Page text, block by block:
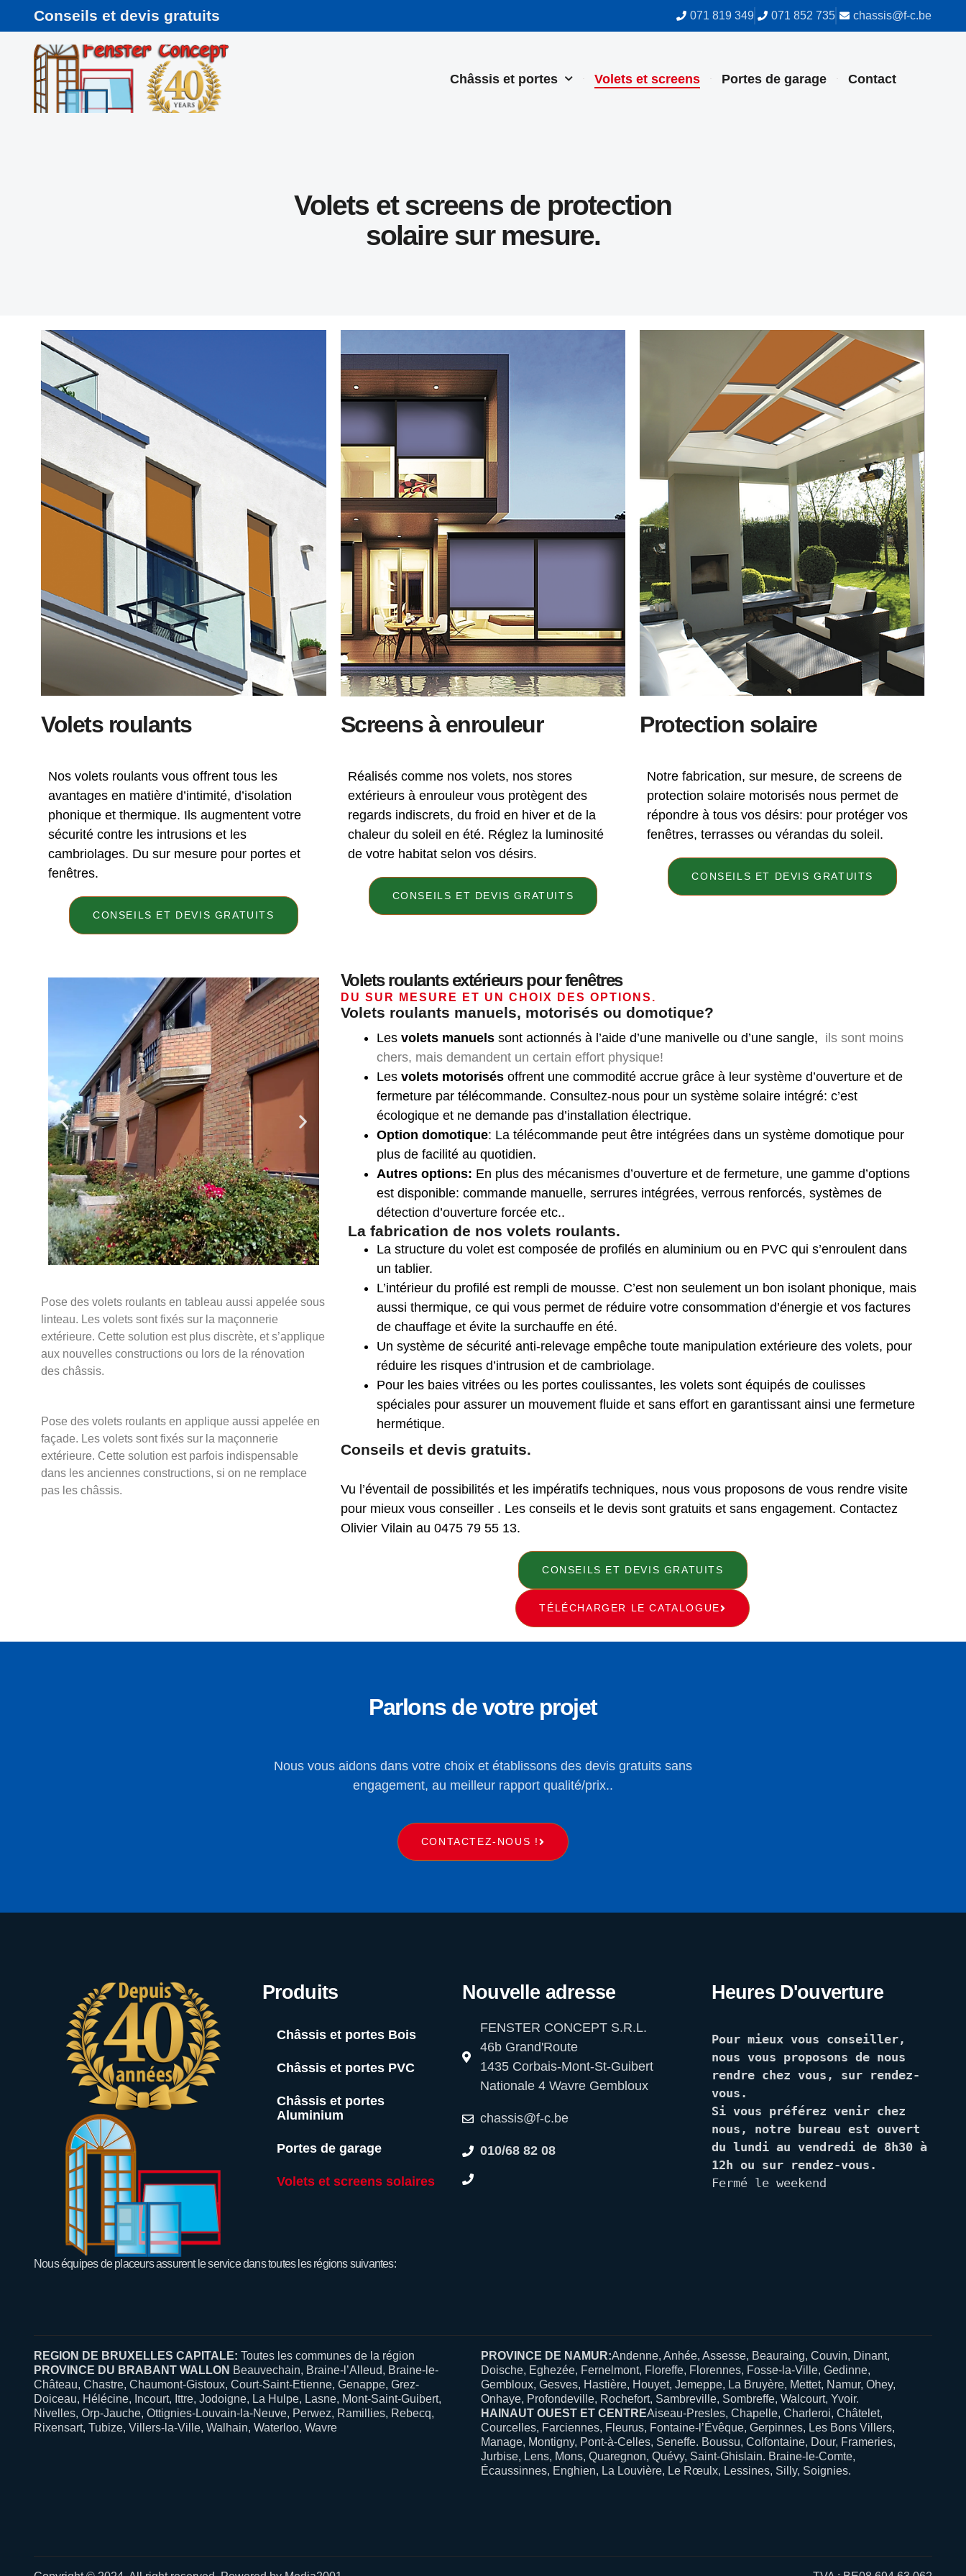
Conseils et devis gratuits 071 819 349 071 852 735 chassis@f-c.be
Châssis et portes Volets et screens Portes de garage Contact
Volets et screens de protection
solaire sur mesure.
Volets roulants
Nos volets roulants vous offrent tous les
avantages en matière d’intimité, d’isolation
phonique et thermique. Ils augmentent votre
sécurité contre les intrusions et les
cambriolages. Du sur mesure pour portes et
fenêtres.
CONSEILS ET DEVIS GRATUITS
Screens à enrouleur
Réalisés comme nos volets, nos stores
extérieurs à enrouleur vous protègent des
regards indiscrets, du froid en hiver et de la
chaleur du soleil en été. Réglez la luminosité
de votre habitat selon vos désirs.
CONSEILS ET DEVIS GRATUITS
Protection solaire
Notre fabrication, sur mesure, de screens de
protection solaire motorisés nous permet de
répondre à tous vos désirs: pour protéger vos
fenêtres, terrasses ou vérandas du soleil.
CONSEILS ET DEVIS GRATUITS
Pose des volets roulants en tableau aussi appelée sous
linteau. Les volets sont fixés sur la maçonnerie
extérieure. Cette solution est plus discrète, et s’applique
aux nouvelles constructions ou lors de la rénovation
des châssis.
Pose des volets roulants en applique aussi appelée en
façade. Les volets sont fixés sur la maçonnerie
extérieure. Cette solution est parfois indispensable
dans les anciennes constructions, si on ne remplace
pas les châssis.
Volets roulants extérieurs pour fenêtres
DU SUR MESURE ET UN CHOIX DES OPTIONS.
Volets roulants manuels, motorisés ou domotique?
Lesvolets manuelssont actionnés à l’aide d’une manivelle ou d’une sangle, ils sont moins
chers, mais demandent un certain effort physique!
Les volets motorisésoffrent une commodité accrue grâce à leur système d’ouverture et de
fermeture par télécommande. Consultez-nous pour un système solaire intégré: c’est
écologique et ne demande pas d’installation électrique.
Option domotique: La télécommande peut être intégrées dans un système domotique pour
plus de facilité au quotidien.
Autres options: En plus des mécanismes d’ouverture et de fermeture, une gamme d’options
est disponible: commande manuelle, serrures intégrées, verrous renforcés, systèmes de
détection d’ouverture forcée etc..
La fabrication de nos volets roulants.
La structure du volet est composée de profilés en aluminium ou en PVC qui s’enroulent dans
un tablier.
L’intérieur du profilé est rempli de mousse. C’est non seulement un bon isolant phonique, mais
aussi thermique, ce qui vous permet de réduire votre consommation d’énergie et vos factures
de chauffage et évite la surchauffe en été.
Un système de sécurité anti-relevage empêche toute manipulation extérieure des volets, pour
réduire les risques d’intrusion et de cambriolage.
Pour les baies vitrées ou les portes coulissantes, les volets sont équipés de coulisses
spéciales pour assurer un mouvement fluide et sans effort en garantissant ainsi une fermeture
hermétique.
Conseils et devis gratuits.
Vu l’éventail de possibilités et les impératifs techniques, nous vous proposons de vous rendre visite
pour mieux vous conseiller . Les conseils et le devis sont gratuits et sans engagement. Contactez
Olivier Vilain au 0475 79 55 13.
CONSEILS ET DEVIS GRATUITS
TÉLÉCHARGER LE CATALOGUE
Parlons de votre projet
Nous vous aidons dans votre choix et établissons des devis gratuits sans
engagement, au meilleur rapport qualité/prix..
CONTACTEZ-NOUS !
Produits
Châssis et portes Bois
Châssis et portes PVC
Châssis et portes
Aluminium
Portes de garage
Volets et screens solaires
Nouvelle adresse
FENSTER CONCEPT S.R.L.
46b Grand'Route
1435 Corbais-Mont-St-Guibert
Nationale 4 Wavre Gembloux
chassis@f-c.be
010/68 82 08
Heures D'ouverture
Pour mieux vous conseiller,
nous vous proposons de nous
rendre chez vous, sur rendez-
vous.
Si vous préférez venir chez
nous, notre bureau est ouvert
du lundi au vendredi de 8h30 à
12h ou sur rendez-vous.
Fermé le weekend
Nous équipes de placeurs assurent le service dans toutes les régions suivantes:
REGION DE BRUXELLES CAPITALE: Toutes les communes de la région
PROVINCE DU BRABANT WALLON Beauvechain, Braine-l’Alleud, Braine-le-
Château, Chastre, Chaumont-Gistoux, Court-Saint-Etienne, Genappe, Grez-
Doiceau, Hélécine, Incourt, Ittre, Jodoigne, La Hulpe, Lasne, Mont-Saint-Guibert,
Nivelles, Orp-Jauche, Ottignies-Louvain-la-Neuve, Perwez, Ramillies, Rebecq,
Rixensart, Tubize, Villers-la-Ville, Walhain, Waterloo, Wavre
PROVINCE DE NAMUR:Andenne, Anhée, Assesse, Beauraing, Couvin, Dinant,
Doische, Eghezée, Fernelmont, Floreffe, Florennes, Fosse-la-Ville, Gedinne,
Gembloux, Gesves, Hastière, Houyet, Jemeppe, La Bruyère, Mettet, Namur, Ohey,
Onhaye, Profondeville, Rochefort, Sambreville, Sombreffe, Walcourt, Yvoir.
HAINAUT OUEST ET CENTREAiseau-Presles, Chapelle, Charleroi, Châtelet,
Courcelles, Farciennes, Fleurus, Fontaine-l’Évêque, Gerpinnes, Les Bons Villers,
Manage, Montigny, Pont-à-Celles, Seneffe. Boussu, Colfontaine, Dour, Frameries,
Jurbise, Lens, Mons, Quaregnon, Quévy, Saint-Ghislain. Braine-le-Comte,
Écaussinnes, Enghien, La Louvière, Le Rœulx, Lessines, Silly, Soignies.